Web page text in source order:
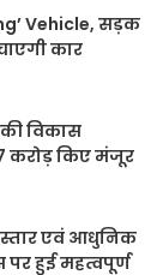
Vehicle, सड़क
कार
की विकास
करोड़ किए मंजूर
एवं आधुनिक
हुई महत्वपूर्ण